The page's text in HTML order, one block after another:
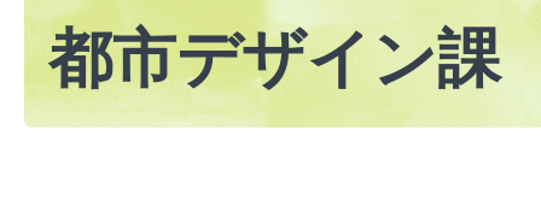
都市デザイン課